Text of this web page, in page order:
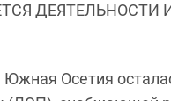
ДЕЯТЕЛЬНОСТИ
Южная Осетия